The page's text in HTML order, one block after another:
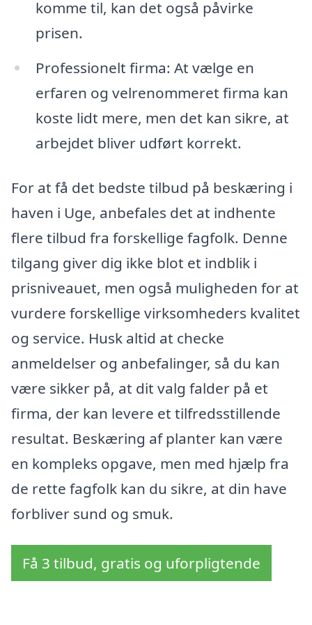
komme til, kan det også påvirke
prisen.
Professionelt firma: At vælge en
erfaren og velrenommeret firma kan
koste lidt mere, men det kan sikre, at
arbejdet bliver udført korrekt.
For at få det bedste tilbud på beskæring i
haven i Uge, anbefales det at indhente
flere tilbud fra forskellige fagfolk. Denne
tilgang giver dig ikke blot et indblik i
prisniveauet, men også muligheden for at
vurdere forskellige virksomheders kvalitet
og service. Husk altid at checke
anmeldelser og anbefalinger, så du kan
være sikker på, at dit valg falder på et
firma, der kan levere et tilfredsstillende
resultat. Beskæring af planter kan være
en kompleks opgave, men med hjælp fra
de rette fagfolk kan du sikre, at din have
forbliver sund og smuk.
Få 3 tilbud, gratis og uforpligtende